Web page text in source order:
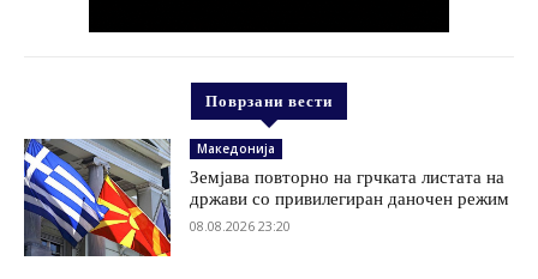
Поврзани вести
Македонија
Земјава повторно на грчката листата на
држави со привилегиран даночен режим
08.08.2026 23:20